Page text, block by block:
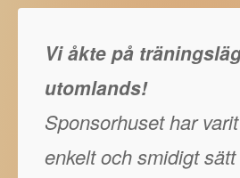
Vi åkte på
utomlands!
Sponsorhuset har
enkelt och smidigt